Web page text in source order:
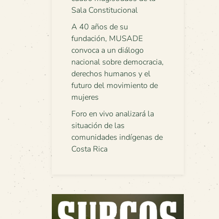
Sala Constitucional
A 40 años de su
fundación, MUSADE
convoca a un diálogo
nacional sobre democracia,
derechos humanos y el
futuro del movimiento de
mujeres
Foro en vivo analizará la
situación de las
comunidades indígenas de
Costa Rica